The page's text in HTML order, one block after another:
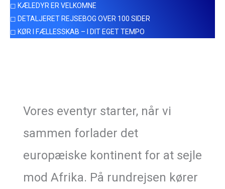
◻ KÆLEDYR ER VELKOMNE
◻ DETALJERET REJSEBOG OVER 100 SIDER
◻ KØR I FÆLLESSKAB – I DIT EGET TEMPO
Vores eventyr starter, når vi
sammen forlader det
europæiske kontinent for at sejle
mod Afrika. På rundrejsen kører